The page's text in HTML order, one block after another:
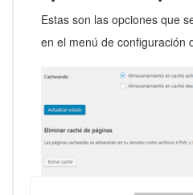
Estas son las opciones que
en el menú de configuración